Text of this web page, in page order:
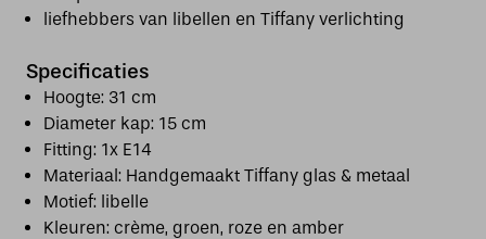
liefhebbers van libellen en Tiffany verlichting
Specificaties
Hoogte: 31 cm
Diameter kap: 15 cm
Fitting: 1x E14
Materiaal: Handgemaakt Tiffany glas & metaal
Motief: libelle
Kleuren: crème, groen, roze en amber